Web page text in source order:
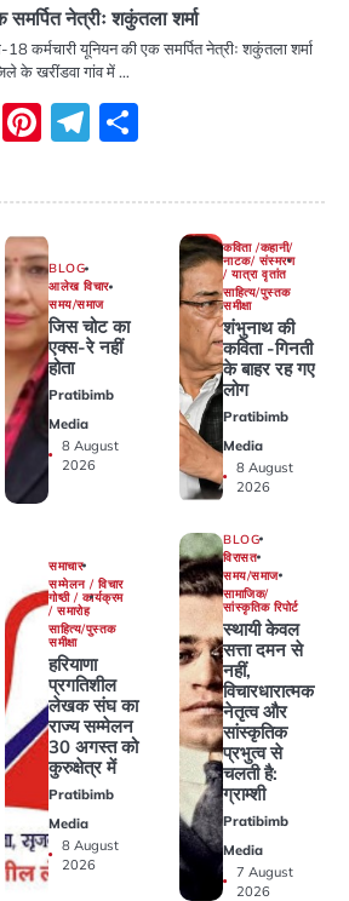
नेत्रीः शकुंतला शर्मा
कर्मचारी यूनियन की एक समर्पित नेत्रीः शकुंतला शर्मा
के खरींडवा गांव में …
WhatsApp
Pinterest
Telegram
BLOG
आलेख विचार
समय/समाज
जिस चोट का
एक्स-रे नहीं
होता
Pratibimb
Media
8 August
2026
कविता /कहानी/
नाटक/ संस्मरण
/ यात्रा वृतांत
साहित्य/पुस्तक
समीक्षा
शंभुनाथ की
कविता -गिनती
के बाहर रह गए
लोग
Pratibimb
Media
8 August
2026
समाचार
सम्मेलन / विचार
गोष्ठी / कार्यक्रम
/ समारोह
साहित्य/पुस्तक
समीक्षा
हरियाणा
प्रगतिशील
लेखक संघ का
राज्य सम्मेलन
30 अगस्त को
कुरुक्षेत्र में
Pratibimb
Media
8 August
2026
BLOG
विरासत
समय/समाज
सामाजिक/
सांस्कृतिक रिपोर्ट
स्थायी केवल
सत्ता दमन से
नहीं,
विचारधारात्मक
नेतृत्व और
सांस्कृतिक
प्रभुत्व से
चलती है:
ग्राम्शी
Pratibimb
Media
7 August
2026